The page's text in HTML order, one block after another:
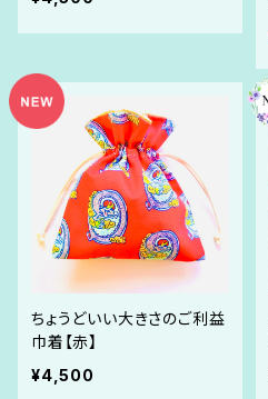
ちょうどいい大きさのご利益
巾着【赤】
¥4,500